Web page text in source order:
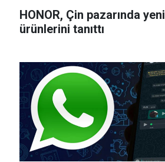
HONOR, Çin pazarında yeni
ürünlerini tanıttı